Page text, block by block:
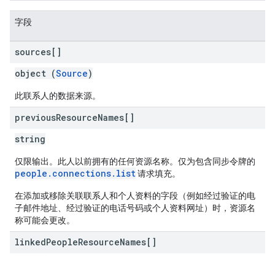
字段
sources[]
object (Source)
此联系人的数据来源。
previousResourceNames[]
string
仅限输出。此人以前拥有的任何资源名称。仅为包含同步令牌的
people.connections.list请求填充。
在添加或移除关联联系人和个人资料的字段（例如经过验证的电
子邮件地址、经过验证的电话号码或个人资料网址）时，资源名
称可能会更改。
linkedPeopleResourceNames[]